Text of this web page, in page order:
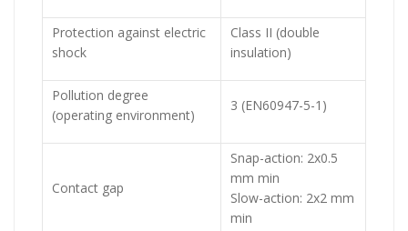
Protection against electric
shock
Class II (double
insulation)
Pollution degree
(operating environment)
3 (EN60947-5-1)
Contact gap
Snap-action: 2x0.5
mm min
Slow-action: 2x2 mm
min